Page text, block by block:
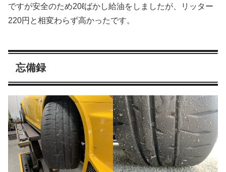
ですが安全のため20ℓばかし給油をしましたが、リッター
220円と相変わらず高かったです。
忘備録